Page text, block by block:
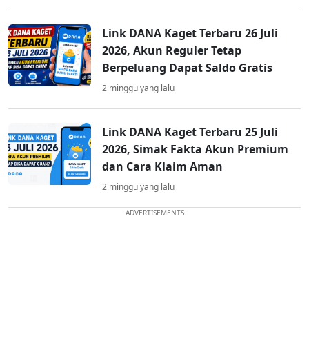
Link DANA Kaget Terbaru 26 Juli
2026, Akun Reguler Tetap
Berpeluang Dapat Saldo Gratis
2 minggu yang lalu
Link DANA Kaget Terbaru 25 Juli
2026, Simak Fakta Akun Premium
dan Cara Klaim Aman
2 minggu yang lalu
ADVERTISEMENTS